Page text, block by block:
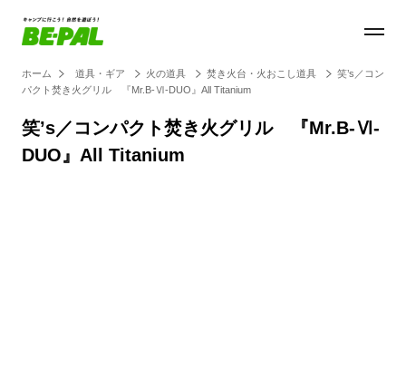
ホーム 道具・ギア 火の道具 焚き火台・火おこし道具
笑’s／コン
パクト焚き火グリル 『Mr.B-Ⅵ-DUO』All Titanium
笑’s／コンパクト焚き火グリル 『Mr.B-Ⅵ-
DUO』All Titanium